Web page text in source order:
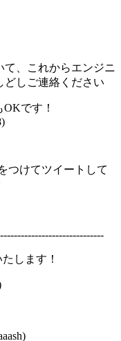
、これからエンジニ
どしご連絡ください
です！
つけてツイートして
します！